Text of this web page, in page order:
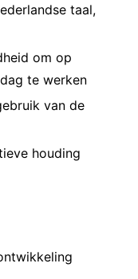
taal,
om op
te werken
van de
houding